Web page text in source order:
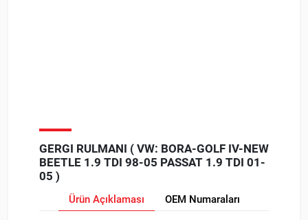
GERGI RULMANI ( VW: BORA-GOLF IV-NEW
BEETLE 1.9 TDI 98-05 PASSAT 1.9 TDI 01-
05 )
Ürün Açıklaması OEM Numaraları